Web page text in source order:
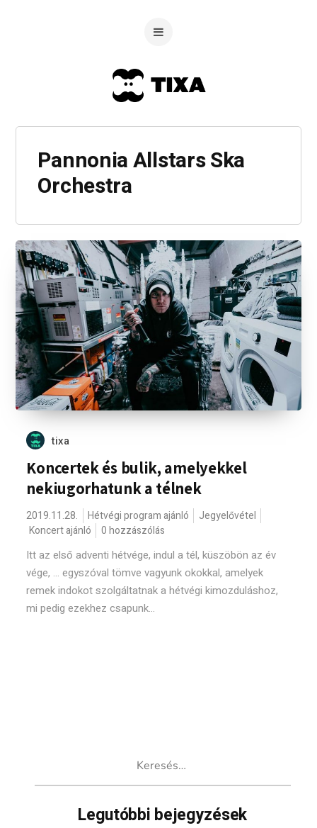
Pannonia Allstars Ska
Orchestra
tixa
Koncertek és bulik, amelyekkel
nekiugorhatunk a télnek
2019.11.28. Hétvégi program ajánló
Jegyelővétel
Koncert ajánló
0 hozzászólás
Itt az első adventi hétvége, indul a tél, küszöbön az év
vége, ... egyszóval tömve vagyunk okokkal, amelyek
remek indokot szolgáltatnak a hétvégi kimozduláshoz,
mi pedig ezekhez csapunk...
Legutóbbi bejegyzések